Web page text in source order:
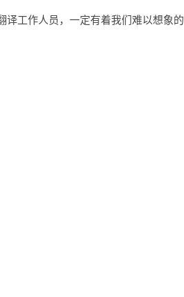
工作人员，一定有着我们难以想象的